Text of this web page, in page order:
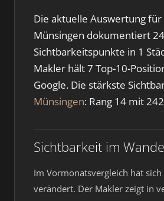
Die aktuelle Auswertung für
Münsingen dokumentiert
Sichtbarkeitspunkte in 1
Makler hält 7 Top-10-
Google. Die stärkste
Münsingen: Rang 14 mit
Sichtbarkeit im
Im Vormonatsvergleich hat sich
verändert. Der Makler zeigt in